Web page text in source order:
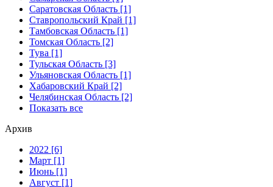
Саратовская Область [1]
Ставропольский Край [1]
Тамбовская Область [1]
Томская Область [2]
Тува [1]
Тульская Область [3]
Ульяновская Область [1]
Хабаровский Край [2]
Челябинская Область [2]
Показать все
Архив
2022 [6]
Март [1]
Июнь [1]
Август [1]